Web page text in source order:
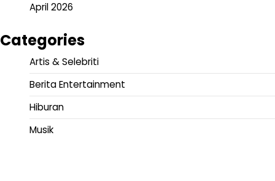
April 2026
Categories
Artis & Selebriti
Berita Entertainment
Hiburan
Musik